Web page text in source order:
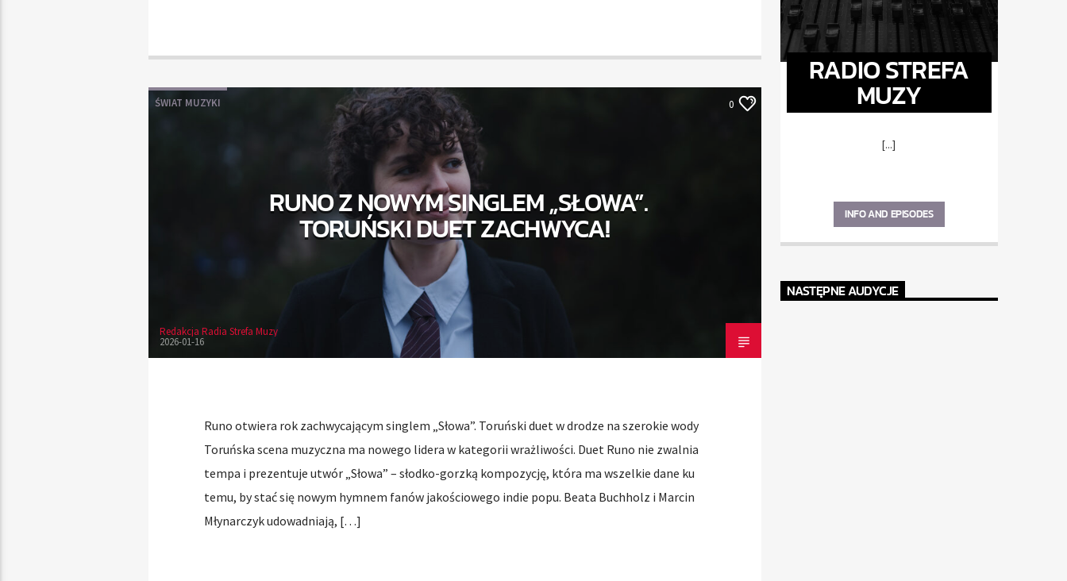
ŚWIAT MUZYKI 0
RUNO Z NOWYM SINGLEM „SŁOWA”.
TORUŃSKI DUET ZACHWYCA!
Redakcja Radia Strefa Muzy
2026-01-16
Runo otwiera rok zachwycającym singlem „Słowa”. Toruński duet w drodze na szerokie wody
Toruńska scena muzyczna ma nowego lidera w kategorii wrażliwości. Duet Runo nie zwalnia
tempa i prezentuje utwór „Słowa” – słodko-gorzką kompozycję, która ma wszelkie dane ku
temu, by stać się nowym hymnem fanów jakościowego indie popu. Beata Buchholz i Marcin
Młynarczyk udowadniają, […]
RADIO STREFA
MUZY
[...]
INFO AND EPISODES
NASTĘPNE AUDYCJE